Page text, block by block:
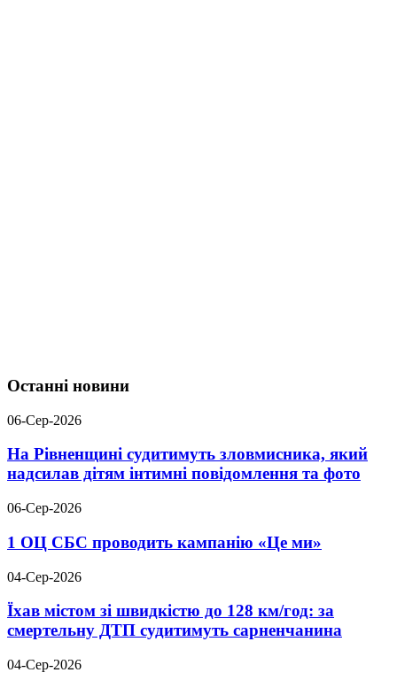
Останні новини
06-Сер-2026
На Рівненщині судитимуть зловмисника, який
надсилав дітям інтимні повідомлення та фото
06-Сер-2026
1 ОЦ СБС проводить кампанію «Це ми»
04-Сер-2026
Їхав містом зі швидкістю до 128 км/год: за
смертельну ДТП судитимуть сарненчанина
04-Сер-2026